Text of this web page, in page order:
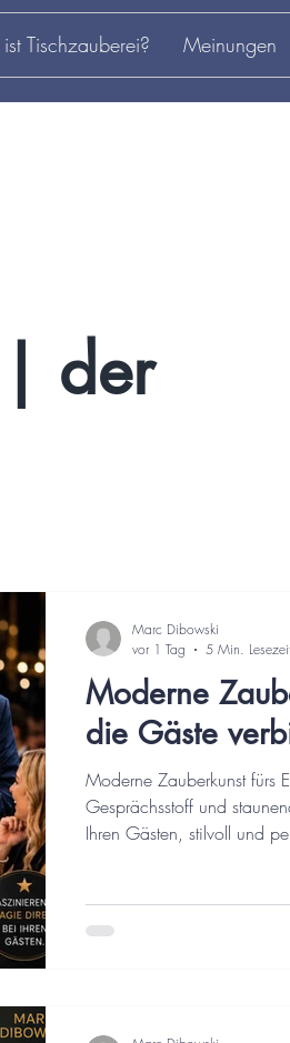
Tischzauberei? Meinungen
der
Moderne
die Gäste
Moderne Zauberkunst fürs
Gesprächsstoff und
Ihren Gästen, stilvoll und
Marc Dibowski
vor 1 Tag
5 Min.